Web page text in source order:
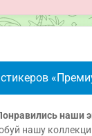
наши
нашу